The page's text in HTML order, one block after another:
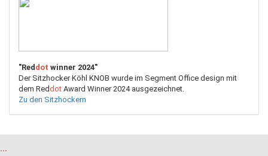
"Red dot winner 2024"
Der Sitzhocker Köhl KNOB wurde im Segment Office design mit
dem Reddot Award Winner 2024 ausgezeichnet.
Zu den Sitzhockern
...